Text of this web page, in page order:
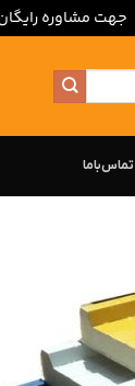
جهت مشاوره
تماس‌با‌ما